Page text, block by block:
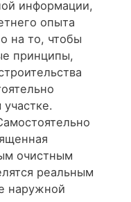
информации,
опыта
на то, чтобы
принципы,
очистным
реальным
наружной